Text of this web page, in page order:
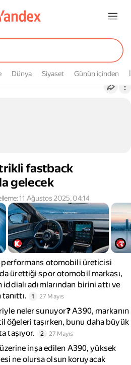
Dünya Siyaset Günün içinden
fastback
gelecek
11 Ağustos 2025, 04:14
performans otomobili üreticisi
ürettiği spor otomobil markası,
adımlarından birini attı ve
1 27 Mayıs
neler sunuyor❓ A390, markanın
öğeleri taşırken, bunu daha büyük
taşıyor.
2 27 Mayıs
inşa edilen A390, yüksek
ne olursa olsun koruyacak